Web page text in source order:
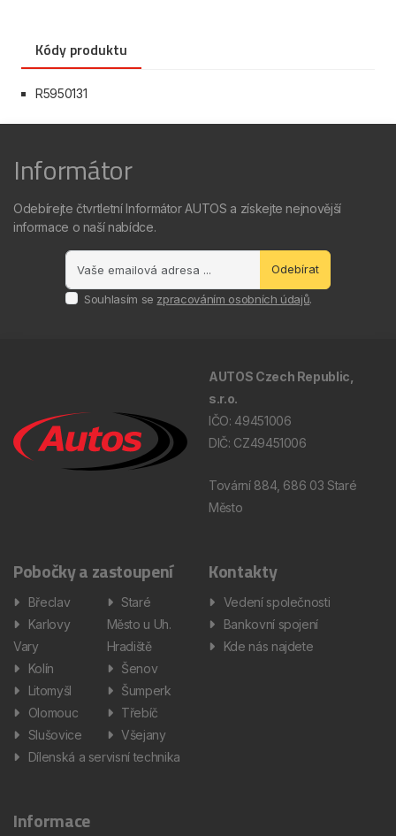
Kódy produktu
R5950131
Informátor
Odebírejte čtvrtletní Informátor AUTOS a získejte nejnovější
informace o naší nabídce.
Odebírat
Souhlasím se zpracováním osobních údajů.
AUTOS Czech Republic,
s.r.o.
IČO: 49451006
DIČ: CZ49451006
Tovární 884, 686 03 Staré
Město
Pobočky a zastoupení
Břeclav
Karlovy
Vary
Kolín
Litomyšl
Olomouc
Slušovice
Staré
Město u Uh.
Hradiště
Šenov
Šumperk
Třebíč
Všejany
Dílenská a servisní technika
Kontakty
Vedení společnosti
Bankovní spojení
Kde nás najdete
Informace